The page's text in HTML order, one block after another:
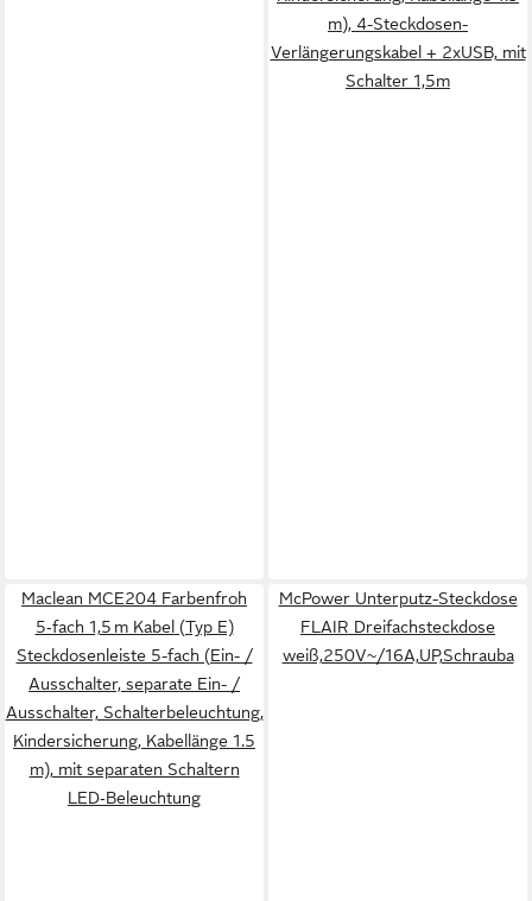
m), 4-Steckdosen-
Verlängerungskabel + 2xUSB, mit
Schalter 1,5m
Maclean MCE204 Farbenfroh
5‑fach 1,5 m Kabel (Typ E)
Steckdosenleiste 5-fach (Ein- /
Ausschalter, separate Ein- /
Ausschalter, Schalterbeleuchtung,
Kindersicherung, Kabellänge 1.5
m), mit separaten Schaltern
LED‑Beleuchtung
McPower Unterputz-Steckdose
FLAIR Dreifachsteckdose
weiß,250V~/16A,UP,Schrauba